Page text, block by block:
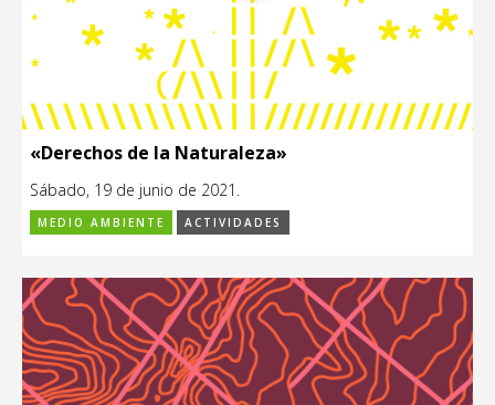
«Derechos de la Naturaleza»
Sábado, 19 de junio de 2021.
MEDIO AMBIENTE ACTIVIDADES